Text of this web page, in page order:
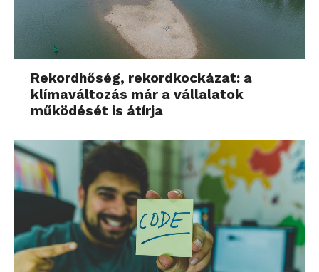
Rekordhőség, rekordkockázat: a
klímaváltozás már a vállalatok
működését is átírja